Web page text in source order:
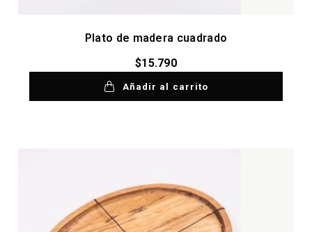
Plato de madera cuadrado
$15.790
Añadir al carrito